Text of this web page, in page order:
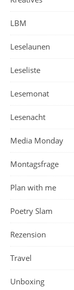
LBM
Leselaunen
Leseliste
Lesemonat
Lesenacht
Media Monday
Montagsfrage
Plan with me
Poetry Slam
Rezension
Travel
Unboxing